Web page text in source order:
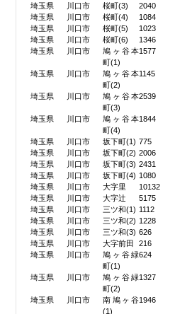
埼玉県
川口市 桜町(3) 2040
埼玉県
川口市 桜町(4) 1084
埼玉県
川口市 桜町(5) 1023
埼玉県
川口市 桜町(6) 1346
埼玉県
川口市
鳩ヶ谷本
町(1)
1577
埼玉県 川口市
鳩ヶ谷本
町(2)
1145
埼玉県 川口市
鳩ヶ谷本
町(3)
2539
埼玉県 川口市
鳩ヶ谷本
町(4)
1844
埼玉県 川口市 坂下町(1) 775
埼玉県
川口市 坂下町(2) 2006
埼玉県
川口市 坂下町(3) 2431
埼玉県
川口市 坂下町(4) 1080
埼玉県
川口市 大字里 10132
埼玉県
川口市 大字辻 5175
埼玉県
川口市 三ツ和(1) 1112
埼玉県
川口市 三ツ和(2) 1228
埼玉県
川口市 三ツ和(3) 626
埼玉県
川口市 大字前田 216
埼玉県
川口市
鳩ヶ谷緑
町(1)
624
埼玉県 川口市
鳩ヶ谷緑
町(2)
1327
埼玉県 川口市
南鳩ヶ谷
(1)
1946